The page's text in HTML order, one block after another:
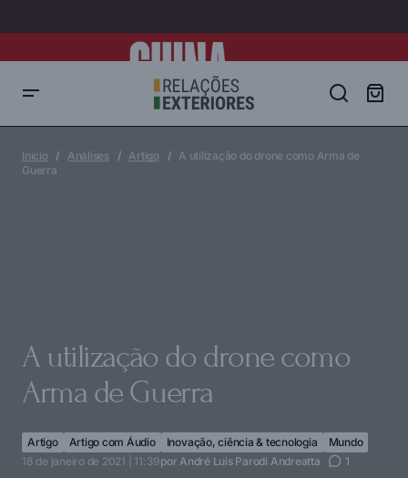
Início Análises Artigo
A utilização do drone como Arma de
Guerra
A utilização do drone como
Arma de Guerra
Artigo Artigo com Áudio Inovação, ciência & tecnologia
Mundo
18 de janeiro de 2021 | 11:39por André Luis Parodi Andreatta 1